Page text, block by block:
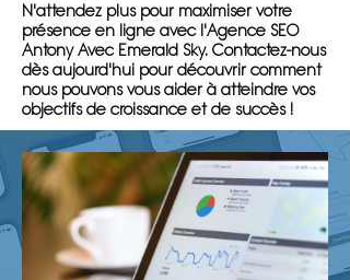
N'attendez plus pour maximiser votre
présence en ligne avec l'Agence SEO
Antony Avec Emerald Sky. Contactez-nous
dès aujourd'hui pour découvrir comment
nous pouvons vous aider à atteindre vos
objectifs de croissance et de succès !